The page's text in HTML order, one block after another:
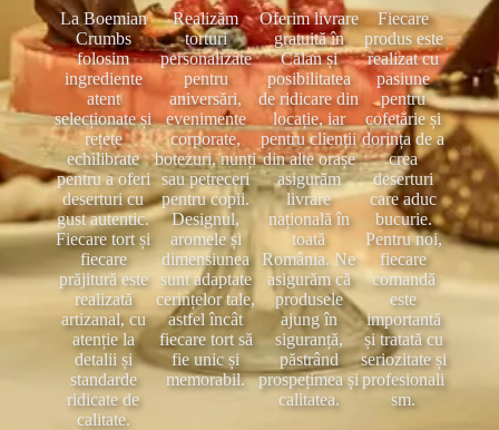
La Boemian
Crumbs
folosim
ingrediente
atent
selecționate și
rețete
echilibrate
pentru a oferi
deserturi cu
gust autentic.
Fiecare tort și
fiecare
prăjitură este
realizată
artizanal, cu
atenție la
detalii și
standarde
ridicate de
calitate.
Realizăm
torturi
personalizate
pentru
aniversări,
evenimente
corporate,
botezuri, nunți
sau petreceri
pentru copii.
Designul,
aromele și
dimensiunea
sunt adaptate
cerințelor tale,
astfel încât
fiecare tort să
fie unic și
memorabil.
Oferim livrare
gratuită în
Călan și
posibilitatea
de ridicare din
locație, iar
pentru clienții
din alte orașe
asigurăm
livrare
națională în
toată
România. Ne
asigurăm că
produsele
ajung în
siguranță,
păstrând
prospețimea și
calitatea.
Fiecare
produs este
realizat cu
pasiune
pentru
cofetărie și
dorința de a
crea
deserturi
care aduc
bucurie.
Pentru noi,
fiecare
comandă
este
importantă
și tratată cu
seriozitate și
profesionali
sm.